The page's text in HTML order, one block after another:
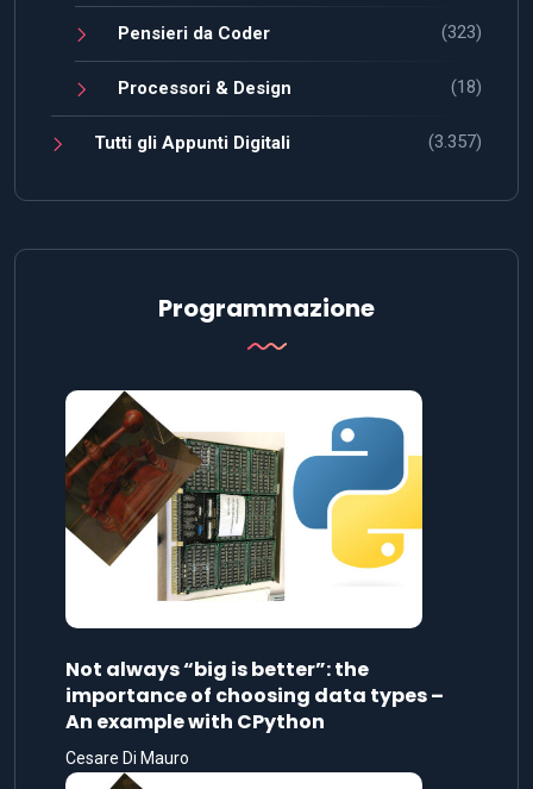
Pensieri da Coder (323)
Processori & Design (18)
Tutti gli Appunti Digitali (3.357)
Programmazione
Not always “big is better”: the
importance of choosing data types –
An example with CPython
Cesare Di Mauro